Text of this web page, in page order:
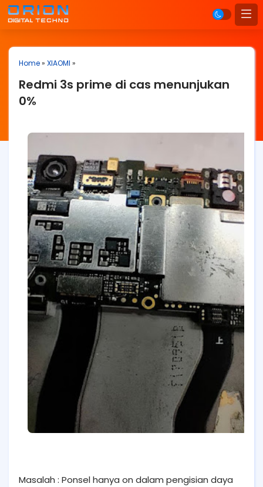
Home» XIAOMI »
Redmi 3s prime di cas menunjukan
0%
Masalah : Ponsel hanya on dalam pengisian daya